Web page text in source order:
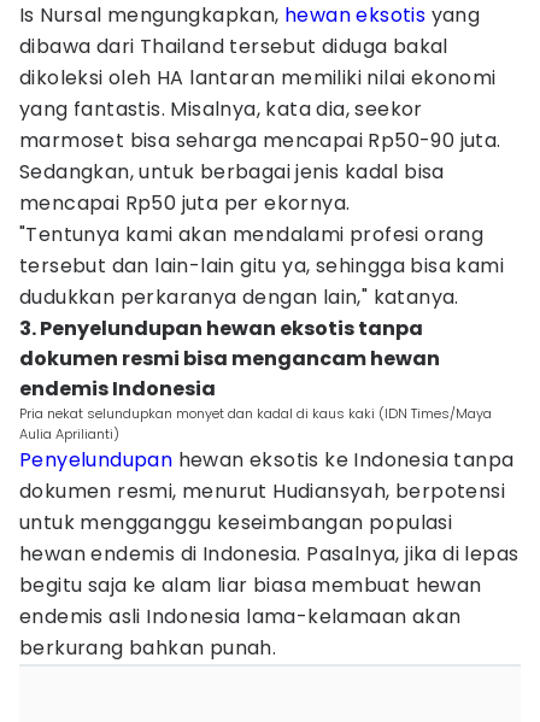
Is Nursal mengungkapkan, hewan eksotis yang
dibawa dari Thailand tersebut diduga bakal
dikoleksi oleh HA lantaran memiliki nilai ekonomi
yang fantastis. Misalnya, kata dia, seekor
marmoset bisa seharga mencapai Rp50-90 juta.
Sedangkan, untuk berbagai jenis kadal bisa
mencapai Rp50 juta per ekornya.
"Tentunya kami akan mendalami profesi orang
tersebut dan lain-lain gitu ya, sehingga bisa kami
dudukkan perkaranya dengan lain," katanya.
3. Penyelundupan hewan eksotis tanpa
dokumen resmi bisa mengancam hewan
endemis Indonesia
Pria nekat selundupkan monyet dan kadal di kaus kaki (IDN Times/Maya
Aulia Aprilianti)
Penyelundupan hewan eksotis ke Indonesia tanpa
dokumen resmi, menurut Hudiansyah, berpotensi
untuk mengganggu keseimbangan populasi
hewan endemis di Indonesia. Pasalnya, jika di lepas
begitu saja ke alam liar biasa membuat hewan
endemis asli Indonesia lama-kelamaan akan
berkurang bahkan punah.